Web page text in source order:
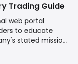
Trading Guide
web portal
to educate
stated mission
of